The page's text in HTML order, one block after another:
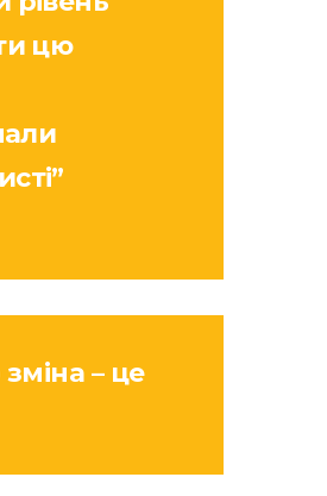
цю
– це